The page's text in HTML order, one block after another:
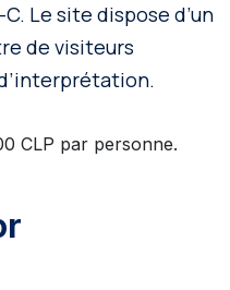
Le site dispose d’un
de visiteurs
CLP par personne.